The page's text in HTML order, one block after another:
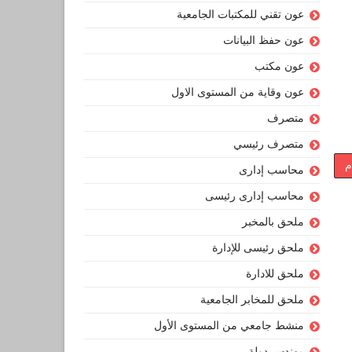
عون تقني للمكتبات الجامعية
عون حفظ البيانات
عون مكتب
عون وقاية من المستوى الاول
متصرف
متصرف رئيسي
محاسب إدارى
محاسب إدارى رئيسى
ملحق بالمخبر
ملحق رئيسى للإدارة
ملحق للادارة
ملحق للمخابر الجامعية
منشط جامعي من المستوى الأول